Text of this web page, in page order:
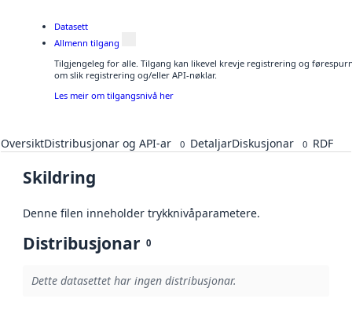
Datasett
Allmenn tilgang
Tilgjengeleg for alle. Tilgang kan likevel krevje registrering og
om slik registrering og/eller API-nøklar.
Les meir om tilgangsnivå her
OversiktDistribusjonar og API-ar 0 DetaljarDiskusjonar 0 RDF
Skildring
Denne filen inneholder trykknivåparametere.
Distribusjonar 0
Dette datasettet har ingen distribusjonar.